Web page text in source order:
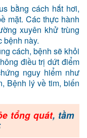
bằng cách hắt hơi,
mặt. Các thực hành
xuyên khử trùng
bệnh này.
cách, bệnh sẽ khỏi
điều trị dứt điểm
nguy hiểm như
Bệnh lý về tim, biến
tổng quát, tầm